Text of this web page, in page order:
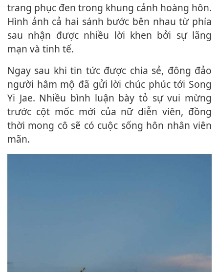
trang phục đen trong khung cảnh hoàng hôn.
Hình ảnh cả hai sánh bước bên nhau từ phía
sau nhận được nhiều lời khen bởi sự lãng
mạn và tinh tế.
Ngay sau khi tin tức được chia sẻ, đông đảo
người hâm mộ đã gửi lời chúc phúc tới Song
Yi Jae. Nhiều bình luận bày tỏ sự vui mừng
trước cột mốc mới của nữ diễn viên, đồng
thời mong cô sẽ có cuộc sống hôn nhân viên
mãn.